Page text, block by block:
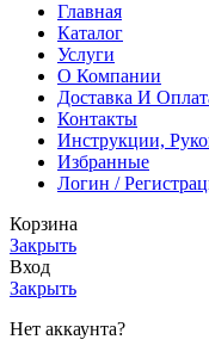
Главная
Каталог
Услуги
О Компании
Доставка И
Контакты
Инструкции,
Избранные
Логин /
Корзина
Закрыть
Вход
Закрыть
Нет аккаунта?